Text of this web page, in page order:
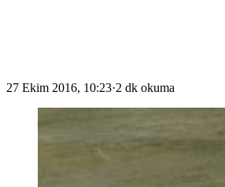
27 Ekim 2016, 10:23·2 dk okuma